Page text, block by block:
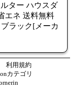
ター ハウスダ
エネ 送料無料
ラック[メーカ
利用規約
カテゴリ